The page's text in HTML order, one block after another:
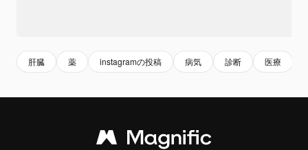
肝臓 薬 instagramの投稿 病気 診断 医療